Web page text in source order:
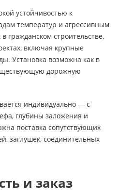
устойчивостью к
температур и агрессивным
гражданском строительстве,
включая крупные
Установка возможна как в
дорожную
индивидуально — с
глубины заложения и
поставка сопутствующих
заглушек, соединительных
и заказ